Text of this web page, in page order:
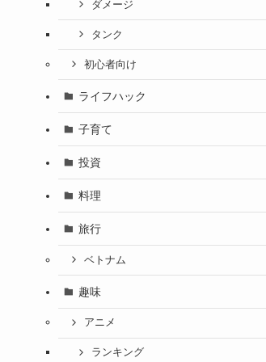
ダメージ
タンク
初心者向け
ライフハック
子育て
投資
料理
旅行
ベトナム
趣味
アニメ
ランキング